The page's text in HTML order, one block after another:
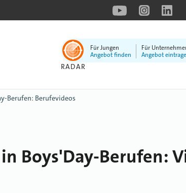
RADAR
Für Jungen
Angebot finden
Für
Angebot
Berufen: Berufevideos
Boys'Day-Berufen: